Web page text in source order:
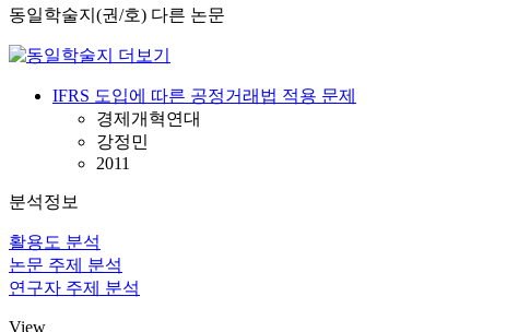
동일학술지(권/호) 다른 논문
IFRS 도입에 따른 공정거래법 적용 문제
경제개혁연대
강정민
2011
분석정보
활용도 분석
논문 주제 분석
연구자 주제 분석
View